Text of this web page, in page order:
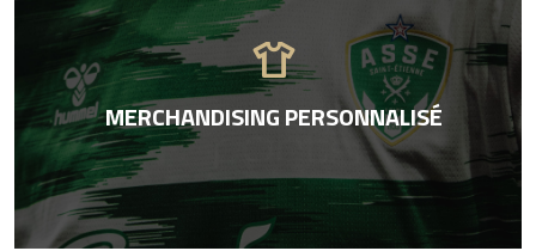
apparel
MERCHANDISING PERSONNALISÉ